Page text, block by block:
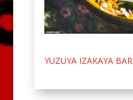
YUZUYA IZAKAYA BAR